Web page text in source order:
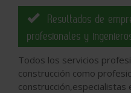
Resultados de
profesionales y
Todos los servicios
construcción como
construcción,especialistas